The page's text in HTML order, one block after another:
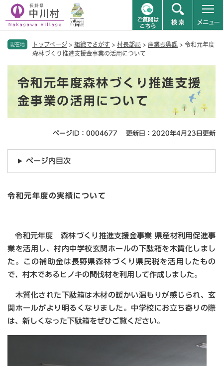
現在地 トップページ > 組織でさがす > 村長部局 > 産業振興課 > 令和元年度
森林づくり推進支援金事業の活用について
令和元年度森林づくり推進支援
金事業の活用について
ページID：0004677 更新日：2020年4月23日更新
ページ内目次
令和元年度の実績について
令和元年度 森林づくり推進支援金事業 県産材利用促進事
業を活用し、村内中学校玄関ホールの下駄箱を木質化しまし
た。この補助金は長野県森林づくり県民税を活用したもの
で、村木であるヒノキの間伐材を利用して作成しました。
木質化された下駄箱は木材の暖かい温もりが感じられ、玄
関ホールがより明るくなりました。中学校にお立ち寄りの際
は、新しくなった下駄箱をぜひご覧ください。